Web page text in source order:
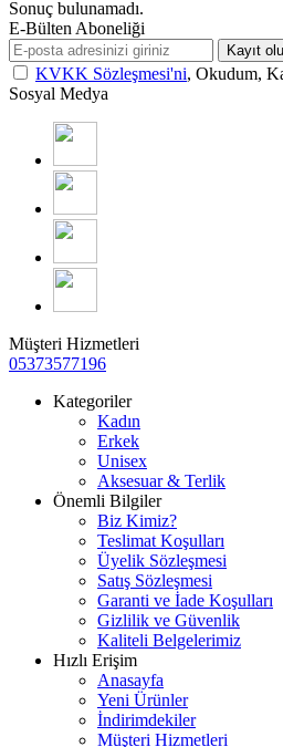
Sonuç bulunamadı.
E-Bülten Aboneliği
Kayıt
KVKK Sözleşmesi'ni, Okudum,
Sosyal Medya
Müşteri Hizmetleri
05373577196
Kategoriler
Kadın
Erkek
Unisex
Aksesuar & Terlik
Önemli Bilgiler
Biz Kimiz?
Teslimat Koşulları
Üyelik Sözleşmesi
Satış Sözleşmesi
Garanti ve İade Koşulları
Gizlilik ve Güvenlik
Kaliteli Belgelerimiz
Hızlı Erişim
Anasayfa
Yeni Ürünler
İndirimdekiler
Müşteri Hizmetleri